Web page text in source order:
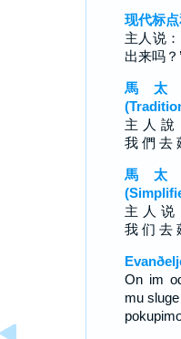
现代标
主人说
出来吗？’
馬 太
主 人 說
我 們 去
馬 太
主 人 说
我 们 去
On im
mu